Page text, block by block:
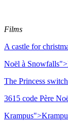
Films
A castle for
Noël à Snowfalls">
The Princess
3615 code Père
Krampus">